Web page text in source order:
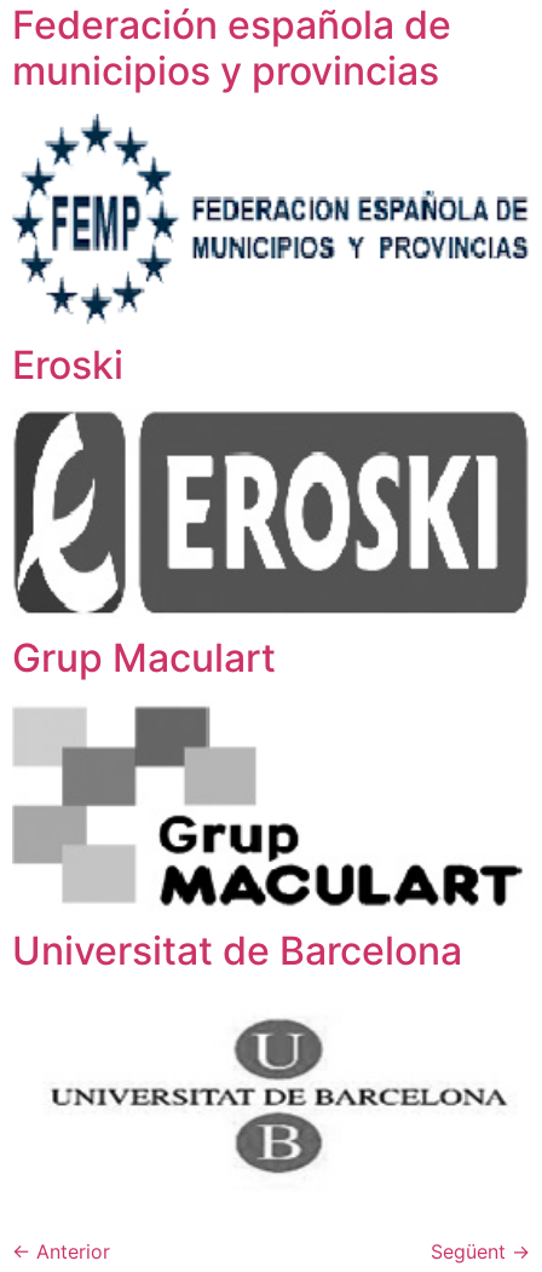
Federación española de
municipios y provincias
Eroski
Grup Maculart
Universitat de Barcelona
← Anterior Següent →